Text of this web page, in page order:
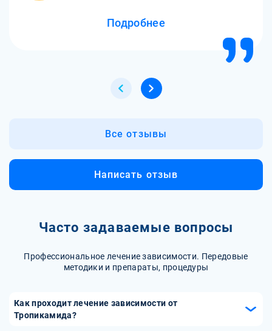
Подробнее
Все отзывы
Написать отзыв
Часто задаваемые вопросы
Профессиональное лечение зависимости. Передовые
методики и препараты, процедуры
Как проходит лечение зависимости от
Тропикамида?